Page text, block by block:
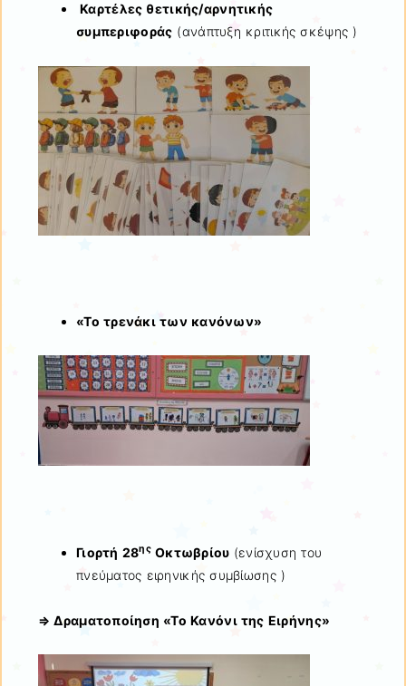
Καρτέλες θετικής/αρνητικής
συμπεριφοράς (ανάπτυξη κριτικής σκέψης )
«Το τρενάκι των κανόνων»
Γιορτή 28ηςΟκτωβρίου (ενίσχυση του
πνεύματος ειρηνικής συμβίωσης )
⇒Δραματοποίηση «Το Κανόνι της Ειρήνης»